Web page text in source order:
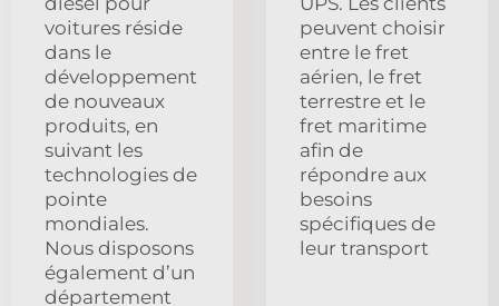
voitures réside
dans le
développement
de nouveaux
produits, en
suivant les
technologies de
pointe
mondiales.
Nous disposons
également d’un
département
peuvent choisir
entre le fret
aérien, le fret
terrestre et le
fret maritime
afin de
répondre aux
besoins
spécifiques de
leur transport